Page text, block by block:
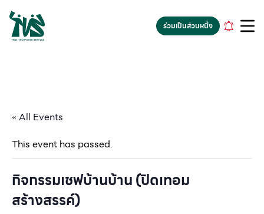
gv-5iuoxpem74qfjw.dv.googlehosted.com
ร่วมเป็นส่วนหนึ่ง
« All Events
This event has passed.
กิจกรรมเชฟบ้านบ้าน (ปิดเทอม
สร้างสรรค์)